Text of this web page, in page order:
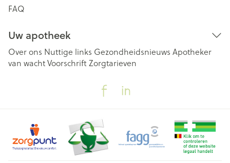
FAQ
Uw apotheek
Over ons Nuttige links Gezondheidsnieuws Apotheker
van wachtVoorschriftZorgtarieven